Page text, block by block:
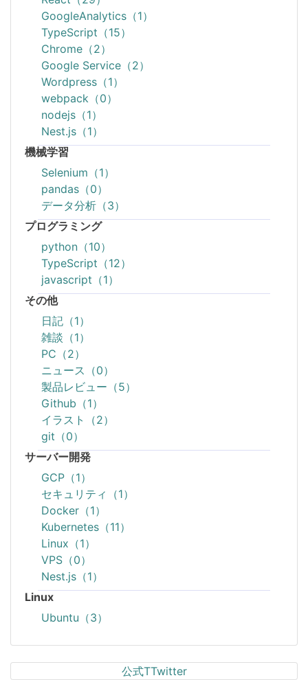
GoogleAnalytics（1）
TypeScript（15）
Chrome（2）
Google Service（2）
Wordpress（1）
webpack（0）
nodejs（1）
Nest.js（1）
機械学習
Selenium（1）
pandas（0）
データ分析（3）
プログラミング
python（10）
TypeScript（12）
javascript（1）
その他
日記（1）
雑談（1）
PC（2）
ニュース（0）
製品レビュー（5）
Github（1）
イラスト（2）
git（0）
サーバー開発
GCP（1）
セキュリティ（1）
Docker（1）
Kubernetes（11）
Linux（1）
VPS（0）
Nest.js（1）
Linux
Ubuntu（3）
公式TTwitter